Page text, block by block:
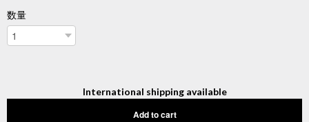
数量
International shipping available
Add to cart